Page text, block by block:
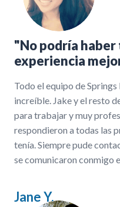
"No podría
experiencia
Todo el equipo de
increíble. Jake y el resto
para trabajar y muy
respondieron a todas las
tenía. Siempre pude
se comunicaron conmigo
Jane Y.